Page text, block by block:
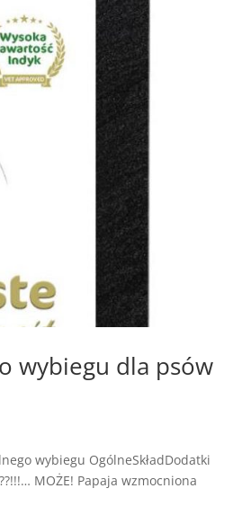
wybiegu dla psów
wybiegu OgólneSkładDodatki
MOŻE! Papaja wzmocniona